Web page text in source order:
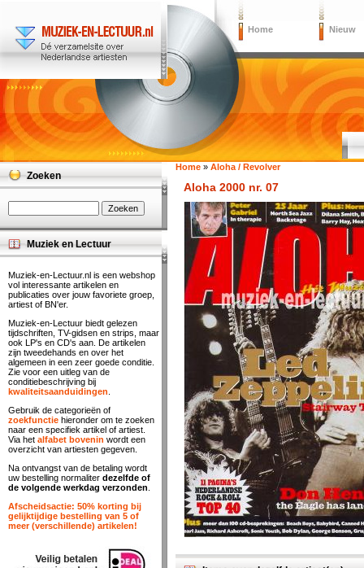
Home Nieuw
Home » Aloha / Revolver
Aloha 2000 nr. 07
Zoeken
Muziek en Lectuur
Muziek-en-Lectuur.nl is een webshop
vol interessante artikelen en
publicaties over jouw favoriete groep,
artiest of BN'er.
Muziek-en-Lectuur biedt gelezen
tijdschriften, TV-gidsen en strips, maar
ook LP's en CD's aan. De artikelen
zijn tweedehands en over het
algemeen in een zeer goede conditie.
Zie voor een uitleg van de
conditiebeschrijving bij
kwaliteitsaanduidingen
Gebruik de categorieën of
zoekfunctie hieronder om te zoeken
naar een specifiek artikel of artiest.
Via het alfabet bovenin wordt een
overzicht van artiesten gegeven.
Na ontvangst van de betaling wordt
uw bestelling normaliter dezelfde of
de volgende werkdag verzonden
Afscheidsactie: 50% korting bij
gelijktijdige bestelling van 5 of
meer (verschillende) artikelen!